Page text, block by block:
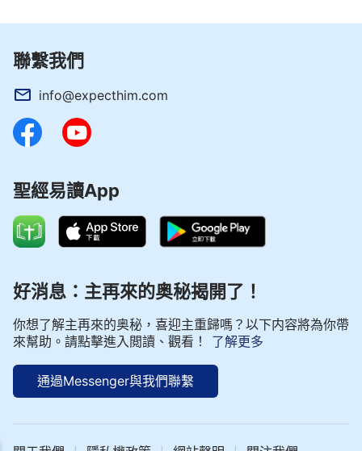
| 神話語朗誦 - 基督徒生活系列 選段300
聯繫我們
info@expecthim.com
聖經易讀App
好消息：主再來的奥秘揭開了！
你想了解主再來的奥秘，喜迎主重歸嗎？以下内容將為你帶
來幫助。請點擊進入閲讀、觀看！
了解更多
通過Messenger與我們聯繫